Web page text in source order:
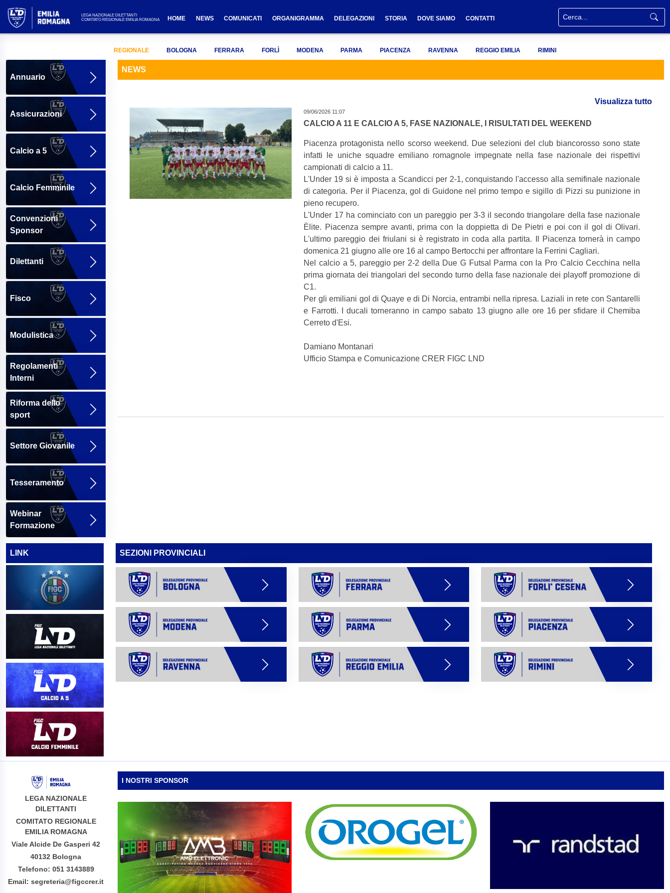
LEGA NAZIONALE DILETTANTI
COMITATO REGIONALE EMILIA ROMAGNA
HOME NEWS COMUNICATI ORGANIGRAMMA DELEGAZIONI STORIA DOVE SIAMO CONTATTI
REGIONALE BOLOGNA FERRARA FORLÌ MODENA PARMA PIACENZA RAVENNA REGGIO EMILIA RIMINI
Annuario
Assicurazioni
Calcio a 5
Calcio Femminile
Convenzioni
Sponsor
Dilettanti
Fisco
Modulistica
Regolamenti
Interni
Riforma dello
sport
Settore Giovanile
Tesseramento
Webinar
Formazione
NEWS
Visualizza tutto
09/06/2026 11:07
CALCIO A 11 E CALCIO A 5, FASE NAZIONALE, I RISULTATI DEL WEEKEND
Piacenza protagonista nello scorso weekend. Due selezioni del club biancorosso sono state
infatti le uniche squadre emiliano romagnole impegnate nella fase nazionale dei rispettivi
campionati di calcio a 11.
L'Under 19 si è imposta a Scandicci per 2-1, conquistando l'accesso alla semifinale nazionale
di categoria. Per il Piacenza, gol di Guidone nel primo tempo e sigillo di Pizzi su punizione in
pieno recupero.
L'Under 17 ha cominciato con un pareggio per 3-3 il secondo triangolare della fase nazionale
Èlite. Piacenza sempre avanti, prima con la doppietta di De Pietri e poi con il gol di Olivari.
L'ultimo pareggio dei friulani si è registrato in coda alla partita. Il Piacenza tornerà in campo
domenica 21 giugno alle ore 16 al campo Bertocchi per affrontare la Ferrini Cagliari.
Nel calcio a 5, pareggio per 2-2 della Due G Futsal Parma con la Pro Calcio Cecchina nella
prima giornata dei triangolari del secondo turno della fase nazionale dei playoff promozione di
C1.
Per gli emiliani gol di Quaye e di Di Norcia, entrambi nella ripresa. Laziali in rete con Santarelli
e Farrotti. I ducali torneranno in campo sabato 13 giugno alle ore 16 per sfidare il Chemiba
Cerreto d'Esi.
Damiano Montanari
Ufficio Stampa e Comunicazione CRER FIGC LND
LINK SEZIONI PROVINCIALI
LEGA NAZIONALE
DILETTANTI
COMITATO REGIONALE
EMILIA ROMAGNA
Viale Alcide De Gasperi 42
40132 Bologna
Telefono: 051 3143889
Email: segreteria@figccrer.it
I NOSTRI SPONSOR